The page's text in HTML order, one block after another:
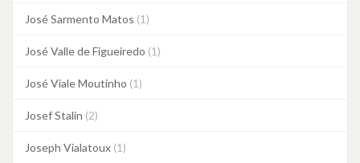
José Sarmento Matos (1)
José Valle de Figueiredo (1)
José Viale Moutinho (1)
Josef Stalin (2)
Joseph Vialatoux (1)